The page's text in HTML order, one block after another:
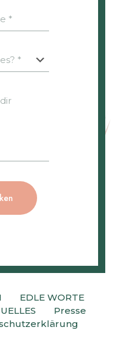
EDLE WORTE
Presse